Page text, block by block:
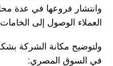
وانتشار فروعها في عدة
العملاء الوصول إلى
ولتوضيح مكانة الشركة
في السوق المصري: